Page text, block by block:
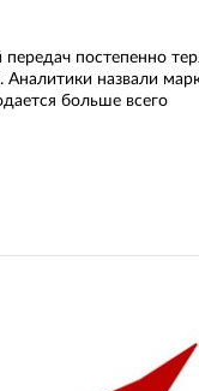
постепенно
назвали
больше всего